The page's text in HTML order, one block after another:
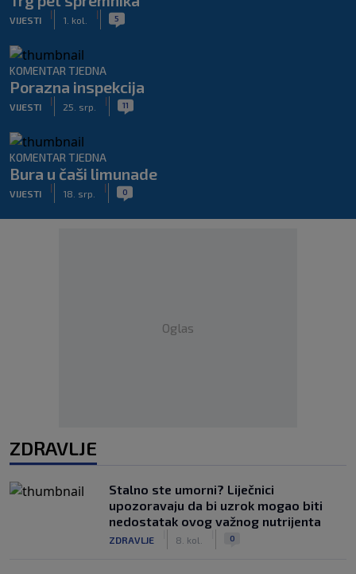
VIJESTI
|
1. kol.
| 5
KOMENTAR TJEDNA
Porazna inspekcija
VIJESTI
|
25. srp.
| 11
KOMENTAR TJEDNA
Bura u čaši limunade
VIJESTI
|
18. srp.
| 0
Oglas
ZDRAVLJE
Stalno ste umorni? Liječnici
upozoravaju da bi uzrok mogao biti
nedostatak ovog važnog nutrijenta
ZDRAVLJE 8. kol. 0